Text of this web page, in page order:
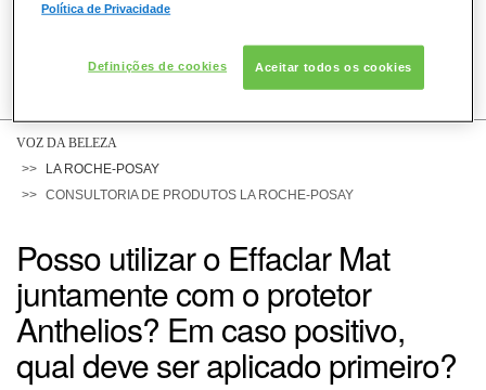
PELE
DESODORANTE
SOLAR
VOZ DA BELEZA
LA ROCHE-POSAY
CONSULTORIA DE PRODUTOS LA ROCHE-POSAY
Posso utilizar o Effaclar Mat
juntamente com o protetor
Anthelios? Em caso positivo,
qual deve ser aplicado primeiro?
Política de Privacidade
Definições de cookies Aceitar todos os cookies